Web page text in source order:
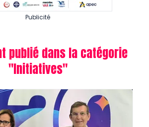
Publicité
publié dans la catégorie
"Initiatives"